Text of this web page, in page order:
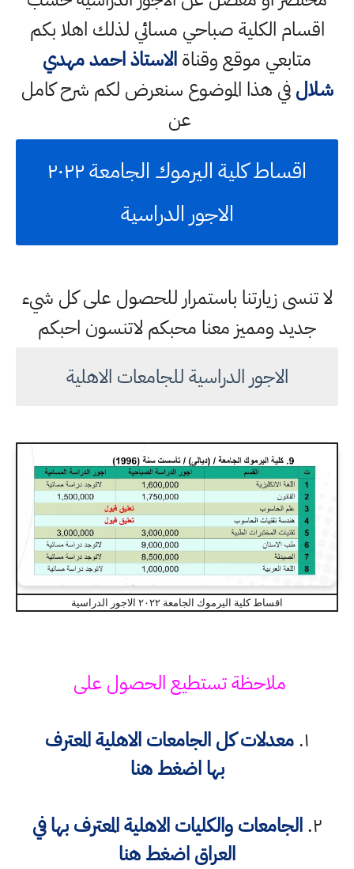
اقسام الكلية صباحي مسائي لذلك اهلا بكم
متابعي موقع وقناةالاستاذ احمد مهدي
شلالفي هذا الموضوع سنعرض لكم شرح كامل
عن
اقساط كلية اليرموك الجامعة ٢٠٢٢
الاجور الدراسية
لا تنسى زيارتنا باستمرار للحصول على كل شيء
جديد ومميز معنا محبكم لاتنسون احبكم
الاجور الدراسية للجامعات الاهلية
اقساط كلية اليرموك الجامعة ٢٠٢٢ الاجور الدراسية
ملاحظة تستطيع الحصول على
١. معدلات كل الجامعات الاهلية المعترف
بهااضغط هنا
٢. الجامعات والكليات الاهلية المعترف بها في
العراقاضغط هنا